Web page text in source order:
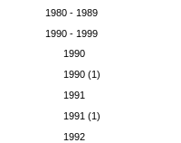
1980 - 1989
1990 - 1999
1990
1990 (1)
1991
1991 (1)
1992